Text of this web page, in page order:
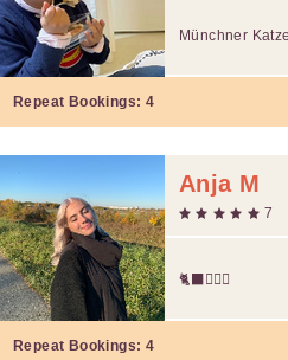
Münchner
Repeat Bookings: 4
Anja M
7
🐈‍⬛🙋🏼‍♀️
Repeat Bookings: 4